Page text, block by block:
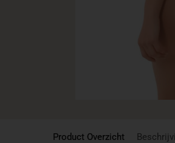
Product Overzicht